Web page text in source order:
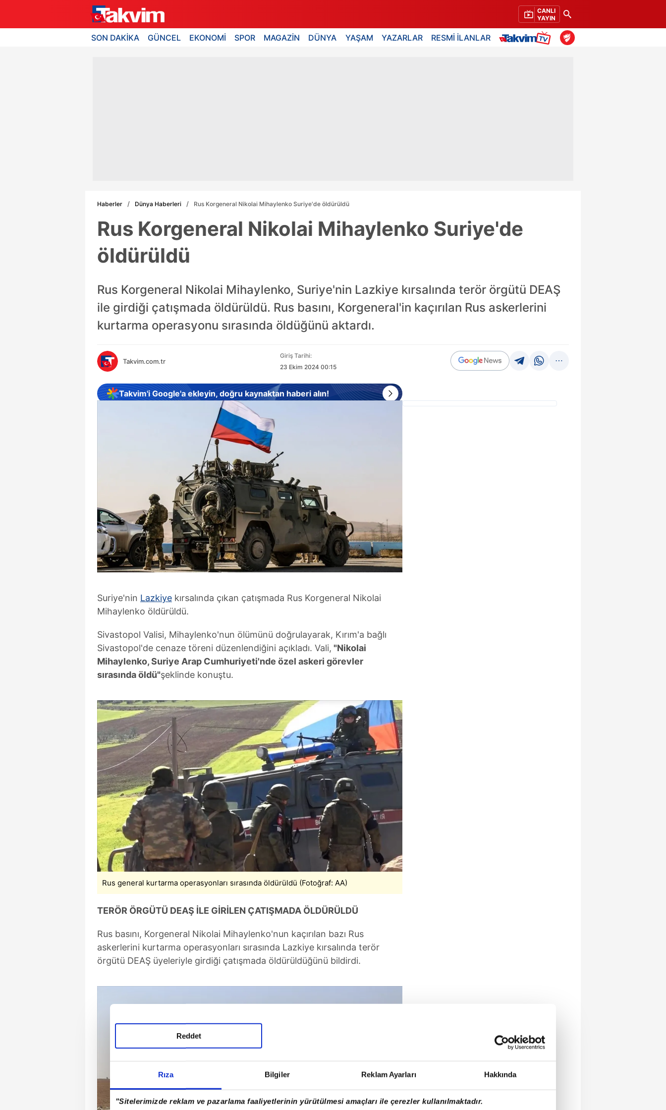
Rıza Bilgiler Reklam Ayarları Hakkında
"Sitelerimizde reklam ve pazarlama faaliyetlerinin yürütülmesi amaçları ile çerezler kullanılmaktadır.
Reddet
CANLI
YAYIN
SON DAKİKA GÜNCEL EKONOMİ SPOR MAGAZİN DÜNYA YAŞAM YAZARLAR RESMİ İLANLAR
Haberler Dünya Haberleri Rus Korgeneral Nikolai Mihaylenko Suriye'de öldürüldü
Rus Korgeneral Nikolai Mihaylenko Suriye'de
öldürüldü
Rus Korgeneral Nikolai Mihaylenko, Suriye'nin Lazkiye kırsalında terör örgütü DEAŞ
ile girdiği çatışmada öldürüldü. Rus basını, Korgeneral'in kaçırılan Rus askerlerini
kurtarma operasyonu sırasında öldüğünü aktardı.
Takvim.com.tr
Giriş Tarihi:
23 Ekim 2024 00:15
Takvim'i Google'a ekleyin, doğru kaynaktan haberi alın!
Suriye'nin Lazkiye kırsalında çıkan çatışmada Rus Korgeneral Nikolai
Mihaylenko öldürüldü.
Sivastopol Valisi, Mihaylenko'nun ölümünü doğrulayarak, Kırım'a bağlı
Sivastopol'de cenaze töreni düzenlendiğini açıkladı. Vali, "Nikolai
Mihaylenko, Suriye Arap Cumhuriyeti'nde özel askeri görevler
sırasında öldü"şeklinde konuştu.
Rus general kurtarma operasyonları sırasında öldürüldü (Fotoğraf: AA)
TERÖR ÖRGÜTÜ DEAŞ İLE GİRİLEN ÇATIŞMADA ÖLDÜRÜLDÜ
Rus basını, Korgeneral Nikolai Mihaylenko'nun kaçırılan bazı Rus
askerlerini kurtarma operasyonları sırasında Lazkiye kırsalında terör
örgütü DEAŞ üyeleriyle girdiği çatışmada öldürüldüğünü bildirdi.